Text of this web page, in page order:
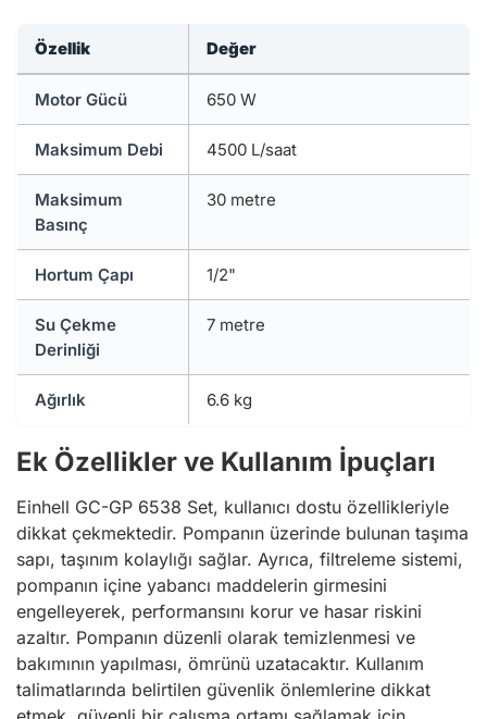
Özellik Değer
Motor Gücü 650 W
Maksimum Debi 4500 L/saat
Maksimum
Basınç
30 metre
Hortum Çapı 1/2"
Su Çekme
Derinliği
7 metre
Ağırlık 6.6 kg
Ek Özellikler ve Kullanım İpuçları
Einhell GC-GP 6538 Set, kullanıcı dostu özellikleriyle
dikkat çekmektedir. Pompanın üzerinde bulunan taşıma
sapı, taşınım kolaylığı sağlar. Ayrıca, filtreleme sistemi,
pompanın içine yabancı maddelerin girmesini
engelleyerek, performansını korur ve hasar riskini
azaltır. Pompanın düzenli olarak temizlenmesi ve
bakımının yapılması, ömrünü uzatacaktır. Kullanım
talimatlarında belirtilen güvenlik önlemlerine dikkat